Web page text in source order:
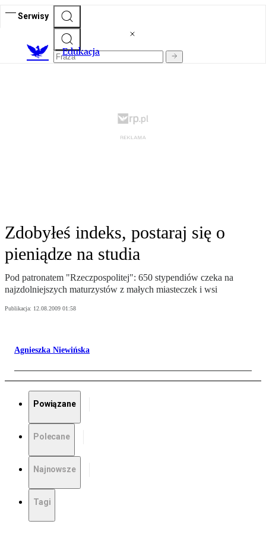
Serwisy
Edukacja
Zdobyłeś indeks, postaraj się o
pieniądze na studia
Pod patronatem "Rzeczpospolitej": 650 stypendiów czeka na
najzdolniejszych maturzystów z małych miasteczek i wsi
Publikacja: 12.08.2009 01:58
Agnieszka Niewińska
Powiązane
Polecane
Najnowsze
Tagi